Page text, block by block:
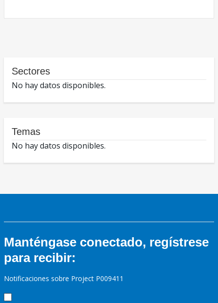
Sectores
No hay datos disponibles.
Temas
No hay datos disponibles.
Manténgase conectado, regístrese
para recibir:
Notificaciones sobre Project P009411